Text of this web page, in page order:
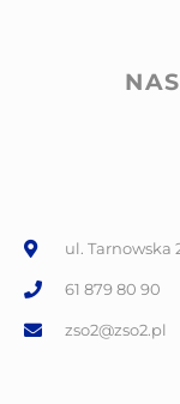
ul. Tarnowska
61 879 80 90
zso2@zso2.pl